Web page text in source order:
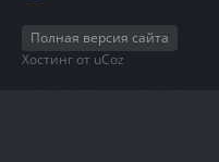
Полная версия сайта
Хостинг от uCoz